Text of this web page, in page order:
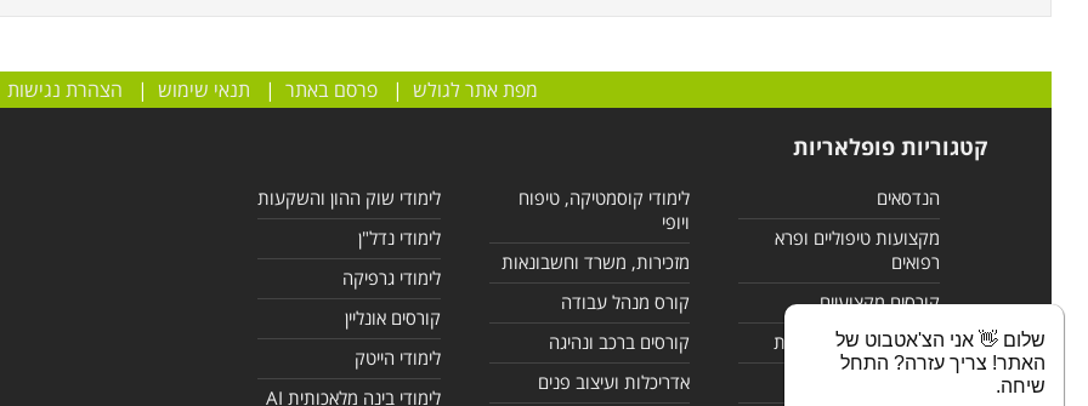
מפת אתר לגולש |פרסם באתר | תנאי שימוש | הצהרת נגישות
קטגוריות פופלאריות
הנדסאים
מקצועות טיפוליים ופרא
רפואים
קורסים מקצועיים
לימודי מחשבים ורשתות
לימודי קוסמטיקה, טיפוח
ויופי
מזכירות, משרד וחשבונאות
קורס מנהל עבודה
קורסים ברכב ונהיגה
אדריכלות ועיצוב פנים
לימודי שוק ההון והשקעות
לימודי נדל"ן
לימודי גרפיקה
קורסים אונליין
לימודי הייטק
לימודי בינה מלאכותית AI
שלום 👋 אני הצ'אטבוט של
האתר! צריך עזרה? התחל
שיחה.